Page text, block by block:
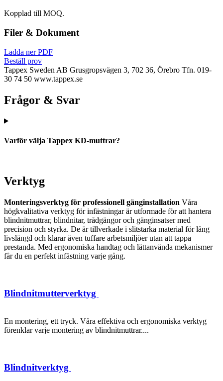
Kopplad till MOQ.
Filer & Dokument
Ladda ner PDF
Beställ prov
Tappex Sweden AB Grusgropsvägen 3, 702 36, Örebro Tfn. 019-
30 74 50 www.tappex.se
Frågor & Svar
Varför välja Tappex KD-muttrar?
Verktyg
Monteringsverktyg för professionell gänginstallation Våra
högkvalitativa verktyg för infästningar är utformade för att hantera
blindnitmuttrar, blindnitar, trådgängor och gänginsatser med
precision och styrka. De är tillverkade i slitstarka material för lång
livslängd och klarar även tuffare arbetsmiljöer utan att tappa
prestanda. Med ergonomiska handtag och lättanvända mekanismer
får du en perfekt infästning varje gång.
Blindnitmutterverktyg
En montering, ett tryck. Våra effektiva och ergonomiska verktyg
förenklar varje montering av blindnitmuttrar....
Blindnitverktyg